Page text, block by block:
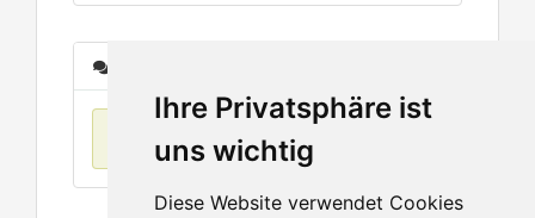
Ihre Privatsphäre ist
uns wichtig
Diese Website verwendet Cookies
Нет данных